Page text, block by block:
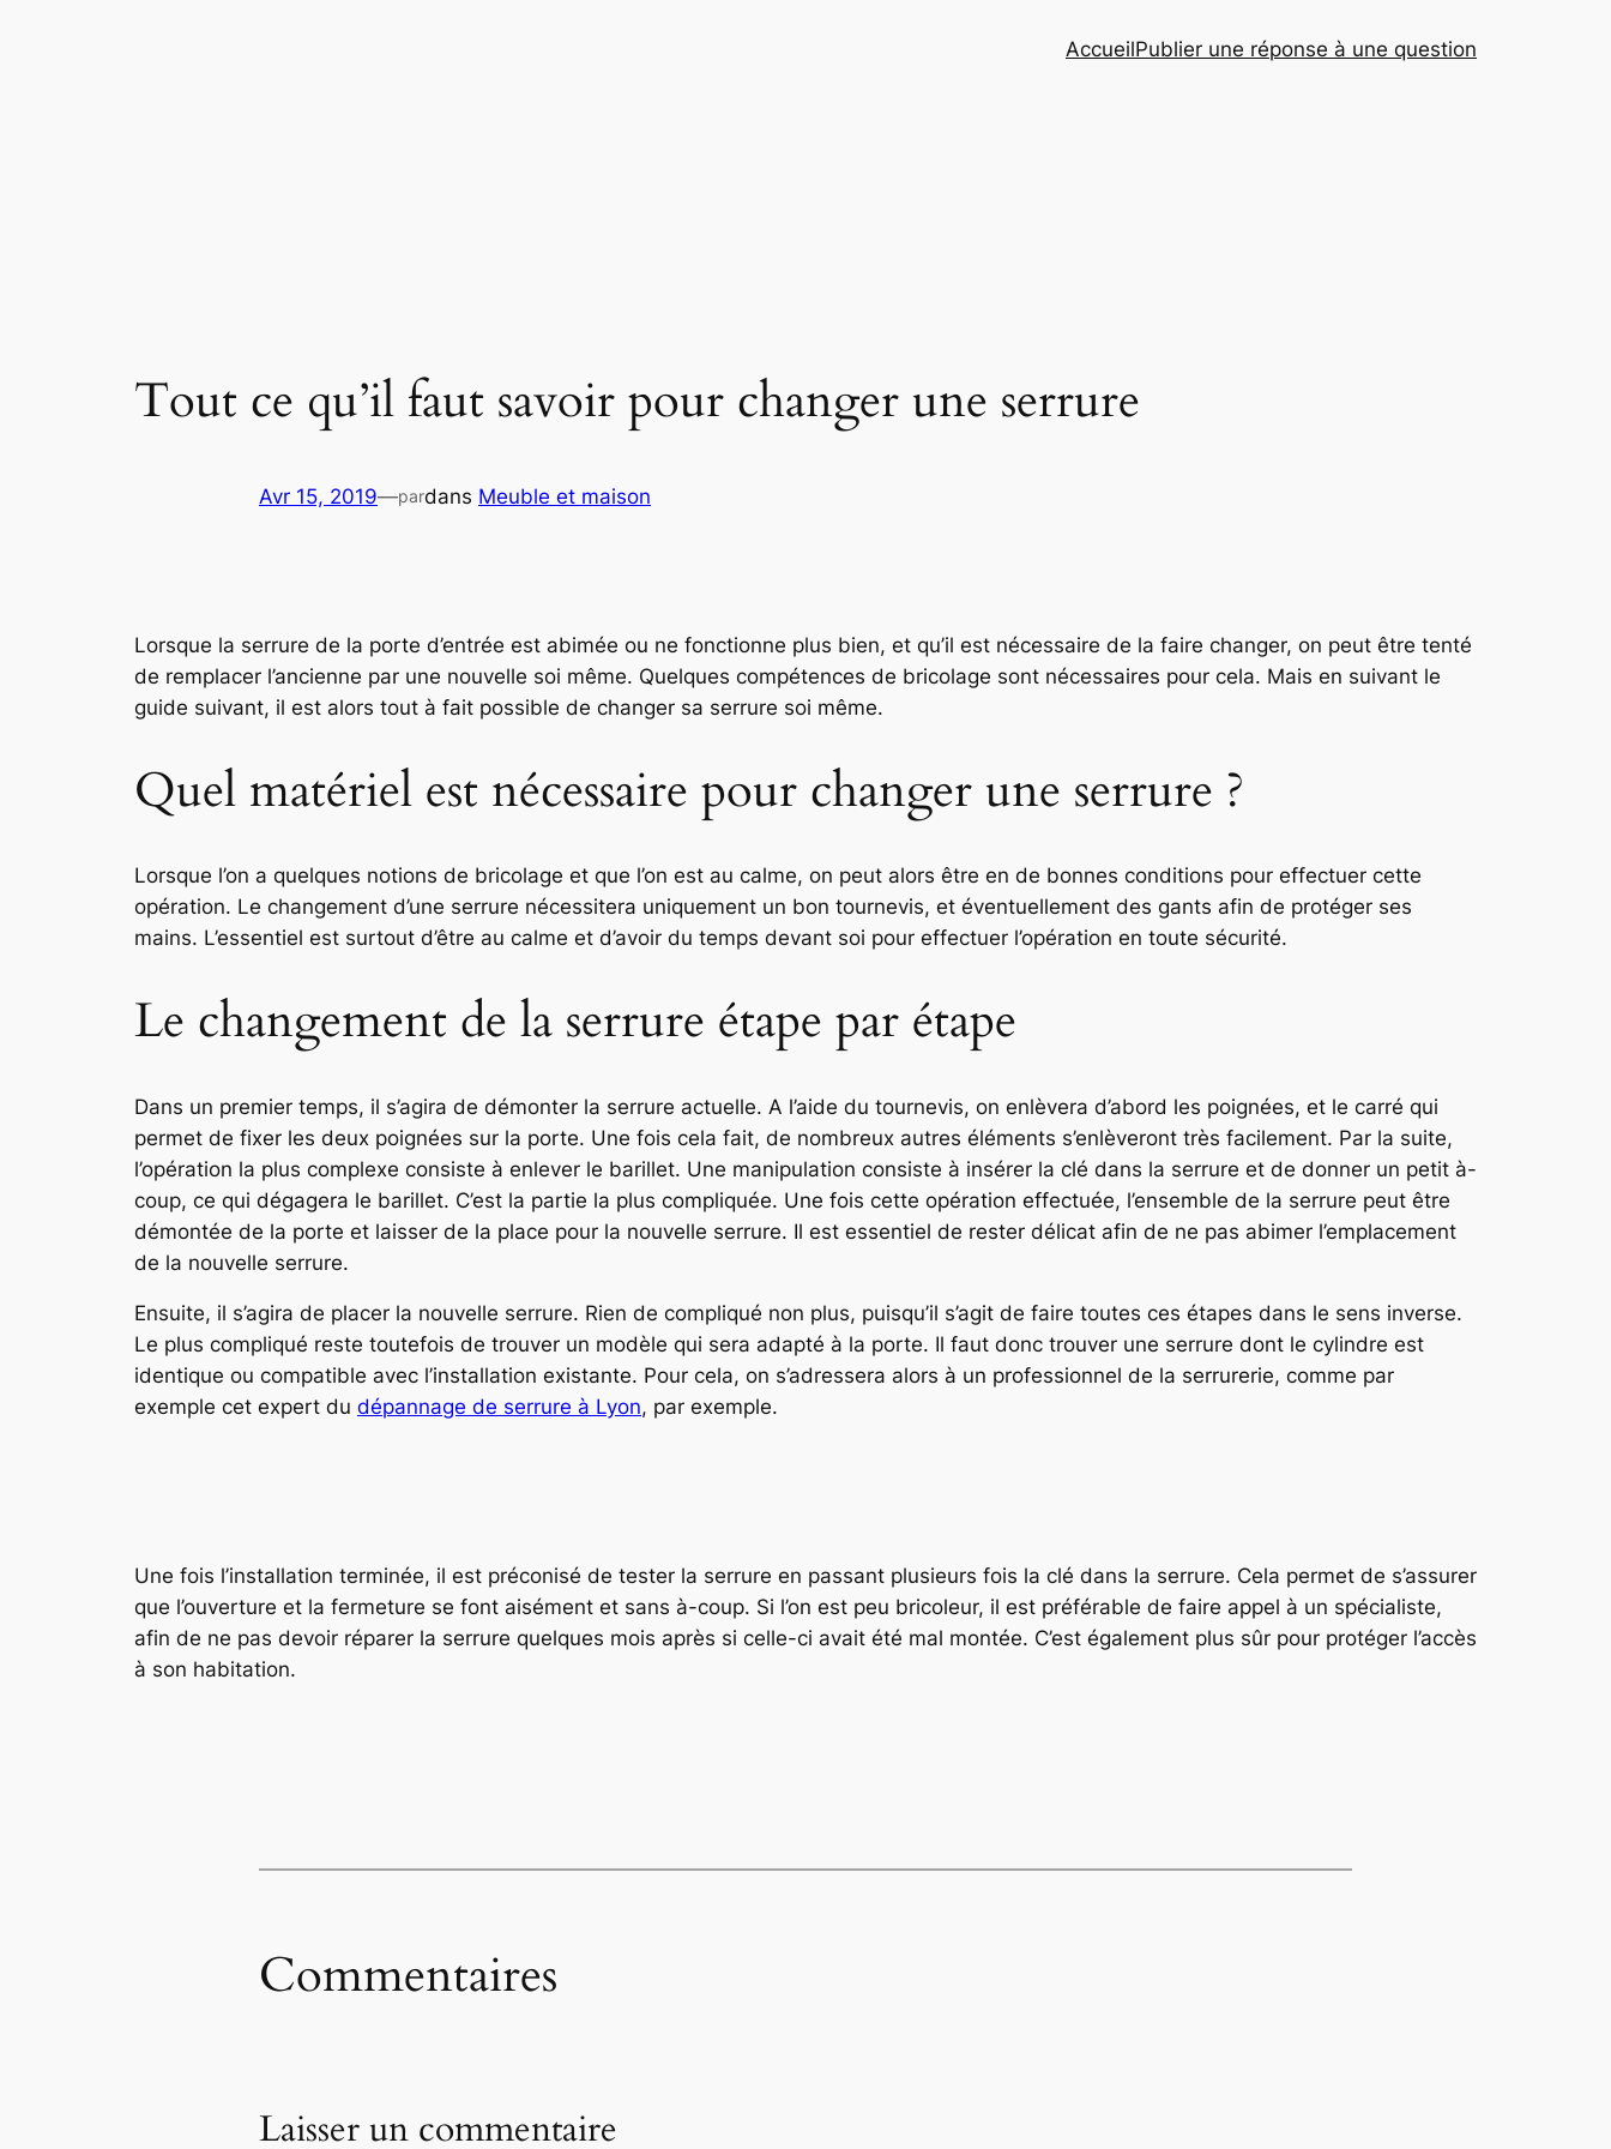
AccueilPublier une réponse à une question
Tout ce qu’il faut savoir pour changer une serrure
Avr 15, 2019—pardans Meuble et maison
Lorsque la serrure de la porte d’entrée est abimée ou ne fonctionne plus bien, et qu’il est nécessaire de la faire changer, on peut être tenté
de remplacer l’ancienne par une nouvelle soi même. Quelques compétences de bricolage sont nécessaires pour cela. Mais en suivant le
guide suivant, il est alors tout à fait possible de changer sa serrure soi même.
Quel matériel est nécessaire pour changer une serrure ?
Lorsque l’on a quelques notions de bricolage et que l’on est au calme, on peut alors être en de bonnes conditions pour effectuer cette
opération. Le changement d’une serrure nécessitera uniquement un bon tournevis, et éventuellement des gants afin de protéger ses
mains. L’essentiel est surtout d’être au calme et d’avoir du temps devant soi pour effectuer l’opération en toute sécurité.
Le changement de la serrure étape par étape
Dans un premier temps, il s’agira de démonter la serrure actuelle. A l’aide du tournevis, on enlèvera d’abord les poignées, et le carré qui
permet de fixer les deux poignées sur la porte. Une fois cela fait, de nombreux autres éléments s’enlèveront très facilement. Par la suite,
l’opération la plus complexe consiste à enlever le barillet. Une manipulation consiste à insérer la clé dans la serrure et de donner un petit à-
coup, ce qui dégagera le barillet. C’est la partie la plus compliquée. Une fois cette opération effectuée, l’ensemble de la serrure peut être
démontée de la porte et laisser de la place pour la nouvelle serrure. Il est essentiel de rester délicat afin de ne pas abimer l’emplacement
de la nouvelle serrure.
Ensuite, il s’agira de placer la nouvelle serrure. Rien de compliqué non plus, puisqu’il s’agit de faire toutes ces étapes dans le sens inverse.
Le plus compliqué reste toutefois de trouver un modèle qui sera adapté à la porte. Il faut donc trouver une serrure dont le cylindre est
identique ou compatible avec l’installation existante. Pour cela, on s’adressera alors à un professionnel de la serrurerie, comme par
exemple cet expert du dépannage de serrure à Lyon, par exemple.
Une fois l’installation terminée, il est préconisé de tester la serrure en passant plusieurs fois la clé dans la serrure. Cela permet de s’assurer
que l’ouverture et la fermeture se font aisément et sans à-coup. Si l’on est peu bricoleur, il est préférable de faire appel à un spécialiste,
afin de ne pas devoir réparer la serrure quelques mois après si celle-ci avait été mal montée. C’est également plus sûr pour protéger l’accès
à son habitation.
Commentaires
Laisser un commentaire